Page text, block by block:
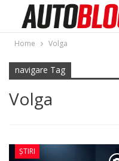
Home Volga
navigare Tag
Volga
ȘTIRI